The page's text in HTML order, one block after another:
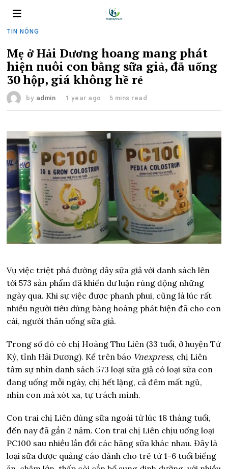
TIN NÓNG
Mẹ ở Hải Dương hoang mang phát
hiện nuôi con bằng sữa giả, đã uống
30 hộp, giá không hề rẻ
by admin 1 year ago 5 mins read
Vụ việc triệt phá đường dây sữa giả với danh sách lên
tới 573 sản phẩm đã khiến dư luận rúng động những
ngày qua. Khi sự việc được phanh phui, cũng là lúc rất
nhiều người tiêu dùng bàng hoàng phát hiện đã cho con
cái, người thân uống sữa giả.
Trong số đó có chị Hoàng Thu Liên (33 tuổi, ở huyện Tứ
Kỳ, tỉnh Hải Dương). Kể trên báo Vnexpress, chị Liên
tâm sự nhìn danh sách 573 loại sữa giả có loại sữa con
đang uống mỗi ngày, chị hết lặng, cả đêm mất ngủ,
nhìn con mà xót xa, tự trách mình.
Con trai chị Liên dùng sữa ngoài từ lúc 18 tháng tuổi,
đến nay đã gần 2 năm. Con trai chị Liên chịu uống loại
PC100 sau nhiều lần đổi các hãng sữa khác nhau. Đây là
loại sữa được quảng cáo dành cho trẻ từ 1-6 tuổi biếng